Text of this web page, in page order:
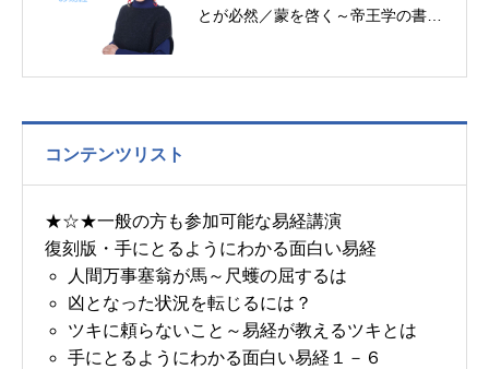
とが必然／蒙を啓く～帝王学の書～
コンテンツリスト
★☆★一般の方も参加可能な易経講演
復刻版・手にとるようにわかる面白い易経
人間万事塞翁が馬～尺蠖の屈するは
凶となった状況を転じるには？
ツキに頼らないこと～易経が教えるツキとは
手にとるようにわかる面白い易経１－６